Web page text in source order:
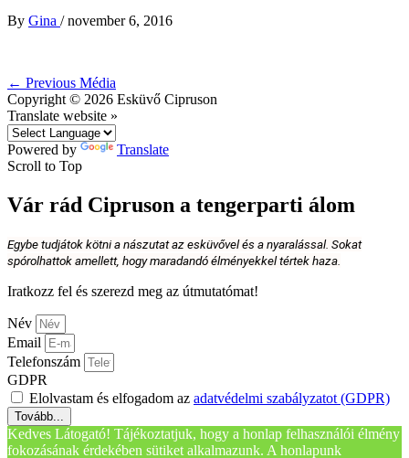
By Gina /november 6, 2016
← Previous Média
Copyright © 2026 Esküvő Cipruson
Translate website »
Powered by
Translate
Scroll to Top
Vár rád Cipruson a tengerparti álom
Egybe tudjátok kötni a nászutat az esküvővel és a nyaralással. Sokat
spórolhattok amellett, hogy maradandó élményekkel tértek haza.
Iratkozz fel és szerezd meg az útmutatómat!
Név
Email
Telefonszám
GDPR
Elolvastam és elfogadom az adatvédelmi szabályzatot (GDPR)
Tovább...
Kedves Látogató! Tájékoztatjuk, hogy a honlap felhasználói élmény
fokozásának érdekében sütiket alkalmazunk. A honlapunk